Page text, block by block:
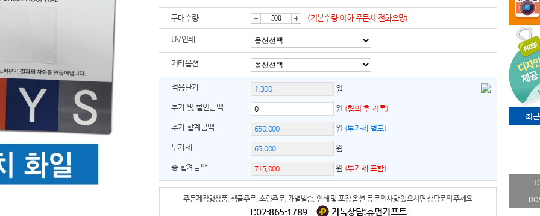
최
구매수량
감
소
증
가
(기본수량 이하 주문시 전화요망)
UV인쇄
기타옵션
적용단가 원
추가 및 할인금액 원 (협의 후 기록)
추가 합계금액 원 (부가세 별도)
부가세 원
총 합계금액 원 (부가세 포함)
주문제작형상품, 샘플주문, 소량주문, 개별발송, 인쇄 및 포장 옵션 등 문의사항 있으시면 상담문의 주세요
T:02-865-1789 카톡상담:휴먼기프트